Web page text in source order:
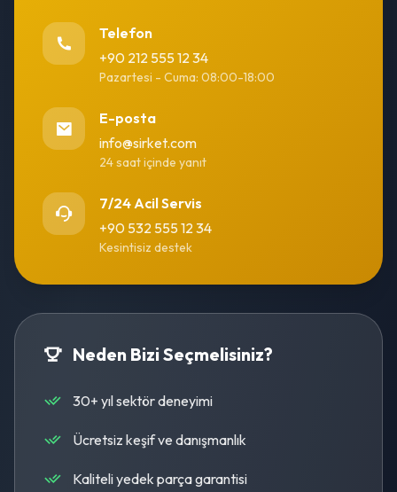
Telefon
+90 212 555 12 34
Pazartesi - Cuma: 08:00-18:00
E-posta
info@sirket.com
24 saat içinde yanıt
7/24 Acil Servis
+90 532 555 12 34
Kesintisiz destek
Neden Bizi Seçmelisiniz?
30+ yıl sektör deneyimi
Ücretsiz keşif ve danışmanlık
Kaliteli yedek parça garantisi